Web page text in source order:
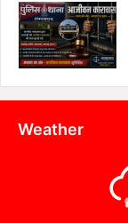
Weather